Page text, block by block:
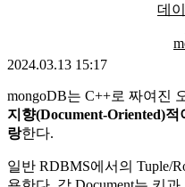
데
2024.03.13 15:17
mongoDB는 C++로 짜여진
지향(Document-Oriented)
랑한다.
일반 RDBMS에서의 Tuple/